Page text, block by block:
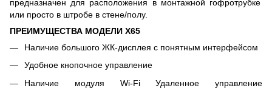
предназначен для расположения в монтажной гофротрубке
или просто в штробе в стене/полу.
ПРЕИМУЩЕСТВА МОДЕЛИ X65
Наличие большого ЖК-дисплея с понятным интерфейсом
Удобное кнопочное управление
Наличие модуля Wi-Fi Удаленное управление